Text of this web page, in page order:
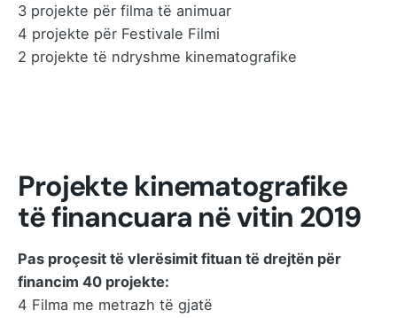
3 projekte për filma të animuar
4 projekte për Festivale Filmi
2 projekte të ndryshme kinematografike
Projekte kinematografike
të financuara në vitin 2019
Pas proçesit të vlerësimit fituan të drejtën për
financim 40 projekte:
4 Filma me metrazh të gjatë